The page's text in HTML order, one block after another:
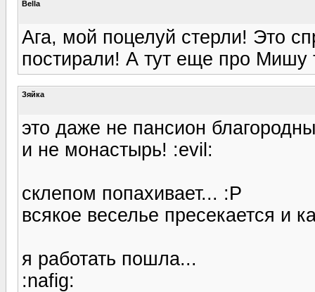
Bella
Ага, мой поцелуй стерли! Это
постирали! А тут еще про Мишу
Зяйка
это даже не пансион
и не монастырь! :evil:
склепом попахивает... :P
всякое веселье пресекается и
я работать пошла...
:nafig: